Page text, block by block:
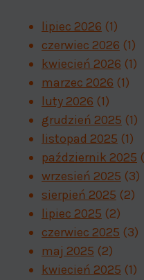
lipiec 2026 (1)
czerwiec 2026 (1)
kwiecień 2026 (1)
marzec 2026 (1)
luty 2026 (1)
grudzień 2025 (1)
listopad 2025 (1)
październik 2025
wrzesień 2025 (3)
sierpień 2025 (2)
lipiec 2025 (2)
czerwiec 2025 (3)
maj 2025 (2)
kwiecień 2025 (1)